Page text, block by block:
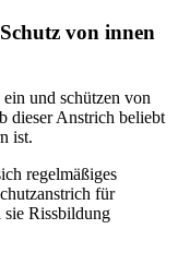
von innen
und schützen von
dieser Anstrich beliebt
ist.
regelmäßiges
für
sie Rissbildung